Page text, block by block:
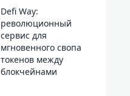
Defi Way:
революционный
сервис для
мгновенного свопа
токенов между
блокчейнами